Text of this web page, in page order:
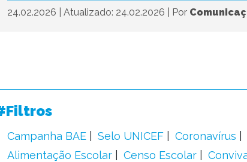
24.02.2026 Atualizado: 24.02.2026 Por
Campanha BAE Selo UNICEF Coronavírus
Alimentação Escolar
Censo Escolar